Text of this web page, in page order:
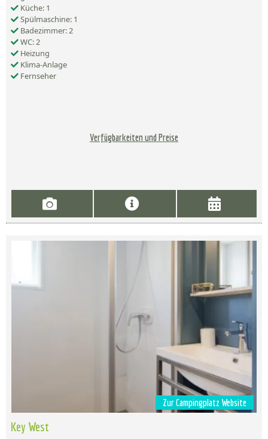
Küche: 1
Spülmaschine: 1
Badezimmer: 2
WC: 2
Heizung
Klima-Anlage
Fernseher
Verfügbarkeiten und Preise
Zur Campingplatz Website
Key West